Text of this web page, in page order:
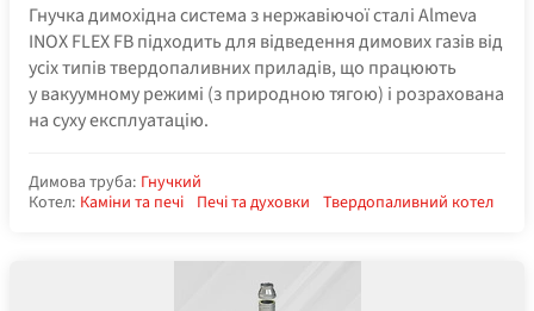
Гнучка димохідна система з нержавіючої сталі Almeva
INOX FLEX FB підходить для відведення димових газів від
усіх типів твердопаливних приладів, що працюють
у вакуумному режимі (з природною тягою) і розрахована
на суху експлуатацію.
Димова труба: Гнучкий
Котел: Каміни та печі Печі та духовки Твердопаливний котел